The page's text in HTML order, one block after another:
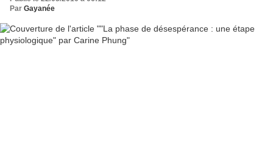
Par Gayanée